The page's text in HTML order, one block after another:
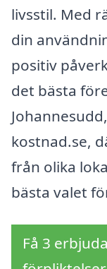
livsstil. Med
din
positiv
det bästa
kostnad.se,
från olika
bästa valet
Få 3